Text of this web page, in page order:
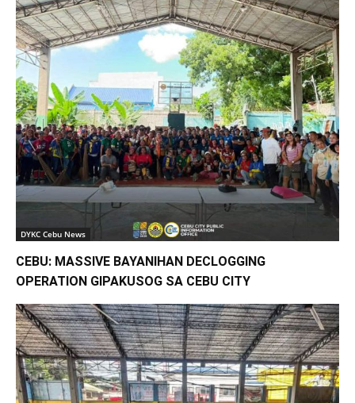
DYKC Cebu News
CEBU: MASSIVE BAYANIHAN DECLOGGING
OPERATION GIPAKUSOG SA CEBU CITY